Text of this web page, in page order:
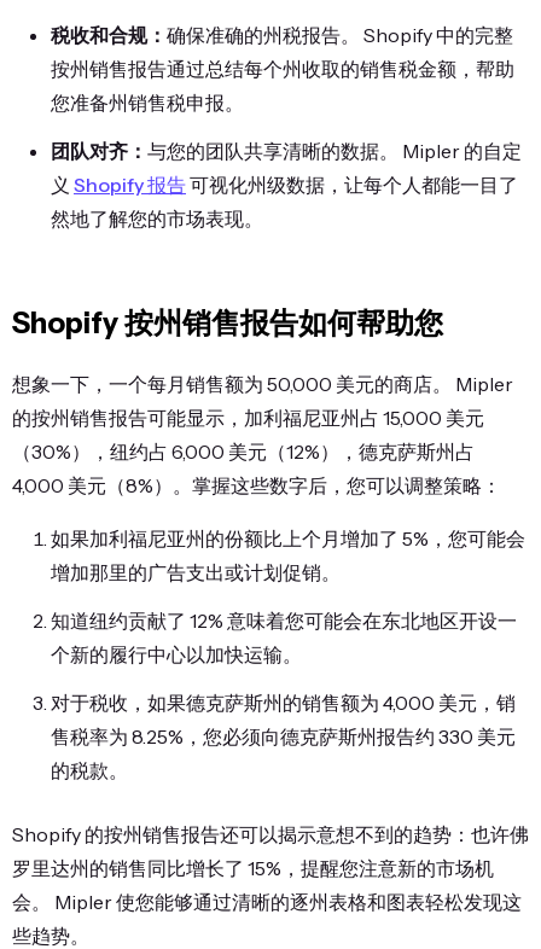
税收和合规： 确保准确的州税报告。 Shopify 中的完整
按州销售报告通过总结每个州收取的销售税金额，帮助
您准备州销售税申报。
团队对齐： 与您的团队共享清晰的数据。 Mipler 的自定
义 Shopify 报告可视化州级数据，让每个人都能一目了
然地了解您的市场表现。
Shopify 按州销售报告如何帮助您
想象一下，一个每月销售额为 50,000 美元的商店。 Mipler
的按州销售报告可能显示，加利福尼亚州占 15,000 美元
（30%），纽约占 6,000 美元（12%），德克萨斯州占
4,000 美元（8%）。掌握这些数字后，您可以调整策略：
如果加利福尼亚州的份额比上个月增加了 5%，您可能会
增加那里的广告支出或计划促销。
知道纽约贡献了 12% 意味着您可能会在东北地区开设一
个新的履行中心以加快运输。
对于税收，如果德克萨斯州的销售额为 4,000 美元，销
售税率为 8.25%，您必须向德克萨斯州报告约 330 美元
的税款。
Shopify 的按州销售报告还可以揭示意想不到的趋势：也许佛
罗里达州的销售同比增长了 15%，提醒您注意新的市场机
会。 Mipler 使您能够通过清晰的逐州表格和图表轻松发现这
些趋势。